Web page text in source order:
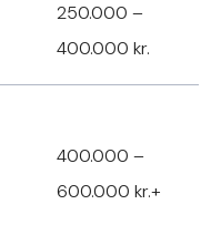
250.000 –
400.000 kr.
400.000 –
600.000 kr.+